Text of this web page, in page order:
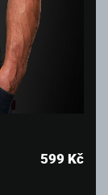
599 Kč